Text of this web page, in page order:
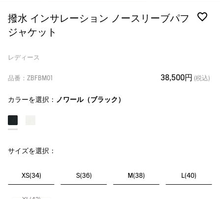
撥水 インサレーション ノースリーブパフ
ジャケット
レディース
品番：ZBFBM01 38,500円 (税込)
カラーを選択： ノワール（ブラック）
サイズを選択：
XS(34) S(36) M(38) L(40)